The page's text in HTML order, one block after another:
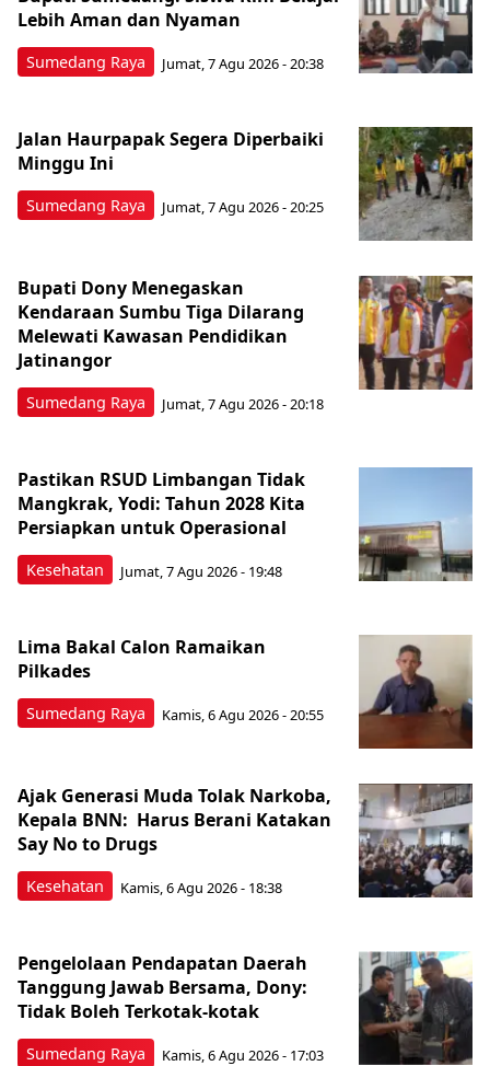
Sumedang Raya
Lebih Aman dan Nyaman
Jumat, 7 Agu 2026 - 20:38
Sumedang Raya
Jalan Haurpapak Segera Diperbaiki
Minggu Ini
Jumat, 7 Agu 2026 - 20:25
Sumedang Raya
Bupati Dony Menegaskan
Kendaraan Sumbu Tiga Dilarang
Melewati Kawasan Pendidikan
Jatinangor
Jumat, 7 Agu 2026 - 20:18
Kesehatan
Pastikan RSUD Limbangan Tidak
Mangkrak, Yodi: Tahun 2028 Kita
Persiapkan untuk Operasional
Jumat, 7 Agu 2026 - 19:48
Sumedang Raya
Lima Bakal Calon Ramaikan
Pilkades
Kamis, 6 Agu 2026 - 20:55
Kesehatan
Ajak Generasi Muda Tolak Narkoba,
Kepala BNN: Harus Berani Katakan
Say No to Drugs
Kamis, 6 Agu 2026 - 18:38
Sumedang Raya
Pengelolaan Pendapatan Daerah
Tanggung Jawab Bersama, Dony:
Tidak Boleh Terkotak-kotak
Kamis, 6 Agu 2026 - 17:03